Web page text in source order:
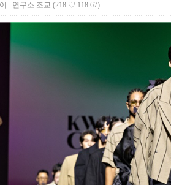
: 연구소 조교 (218.♡.118.67)